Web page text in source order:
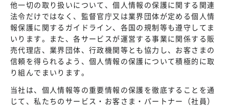
よくあるご質問
人を知る
地域採用
障がい者採用
キャリア/アルバイト採用
新卒採用
他一切の取り扱いについて、個人情報の保護に関する関連
法令だけではなく、監督官庁又は業界団体が定める個人情
報保護に関するガイドライン、各国の規制等も遵守してま
いります。また、各サービスが運営する事業に関係する販
売代理店、業界団体、行政機関等とも協力し、お客さまの
信頼を得られるよう、個人情報の保護について積極的に取
り組んでまいります。
当社は、個人情報等の重要情報の保護を徹底することを通
じて、私たちのサービス・お客さま・パートナー（社員）